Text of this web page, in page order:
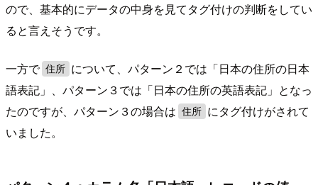
ので、基本的にデータの中身を見てタグ付けの判断をしてい
ると言えそうです。
一方で 住所 について、パターン２では「日本の住所の日本
語表記」、パターン３では「日本の住所の英語表記」となっ
たのですが、パターン３の場合は 住所 にタグ付けがされて
いました。